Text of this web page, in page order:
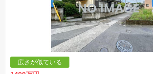
広さが似ている